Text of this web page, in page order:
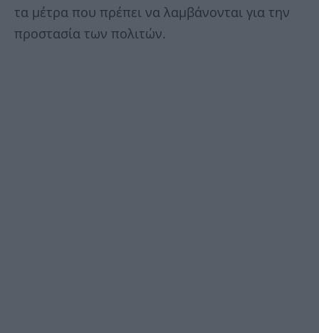
τα μέτρα που πρέπει να λαμβάνονται για την
προστασία των πολιτών.